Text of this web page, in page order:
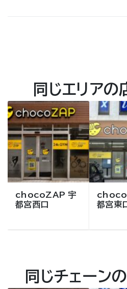
同じエリアの
chocoZAP 宇
都宮西口
都宮東
同じチェーン